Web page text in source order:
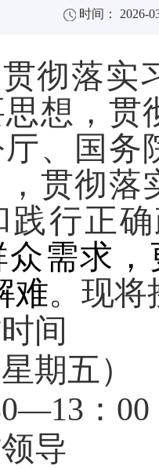
时间： 2026-
彻落实
想，贯
、国务
贯彻落
践行正
需求，
难。现将
间
期五）
：
导